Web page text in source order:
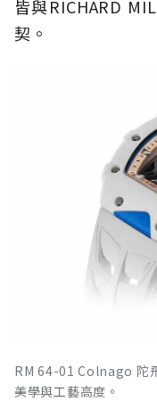
皆與RICHARD
契。
RM 64-01 Colnago 陀
美學與工藝高度。